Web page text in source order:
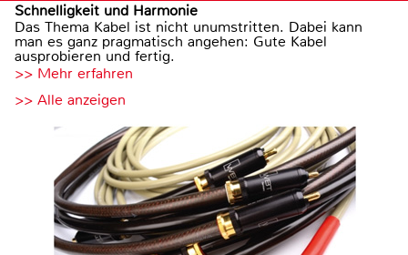
Schnelligkeit und Harmonie
Das Thema Kabel ist nicht unumstritten. Dabei kann
man es ganz pragmatisch angehen: Gute Kabel
ausprobieren und fertig.
>> Mehr erfahren
>> Alle anzeigen